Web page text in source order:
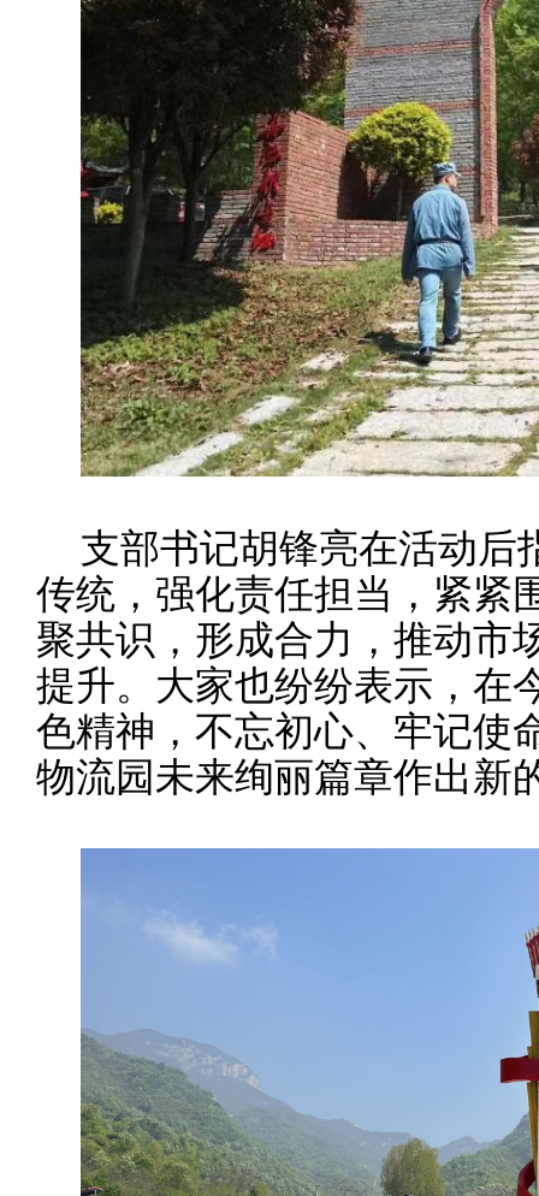
支部书记胡锋亮在活动后
传统，强化责任担当，紧紧
聚共识，形成合力，推动市
提升。大家也纷纷表示，在
色精神，不忘初心、牢记使
物流园未来绚丽篇章作出新